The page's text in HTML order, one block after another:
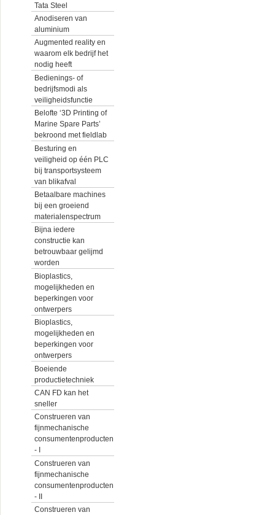
Tata Steel
Anodiseren van
aluminium
Augmented reality en
waarom elk bedrijf het
nodig heeft
Bedienings- of
bedrijfsmodi als
veiligheidsfunctie
Belofte ‘3D Printing of
Marine Spare Parts’
bekroond met fieldlab
Besturing en
veiligheid op één PLC
bij transportsysteem
van blikafval
Betaalbare machines
bij een groeiend
materialenspectrum
Bijna iedere
constructie kan
betrouwbaar gelijmd
worden
Bioplastics,
mogelijkheden en
beperkingen voor
ontwerpers
Bioplastics,
mogelijkheden en
beperkingen voor
ontwerpers
Boeiende
productietechniek
CAN FD kan het
sneller
Construeren van
fijnmechanische
consumentenproducten
- I
Construeren van
fijnmechanische
consumentenproducten
- II
Construeren van